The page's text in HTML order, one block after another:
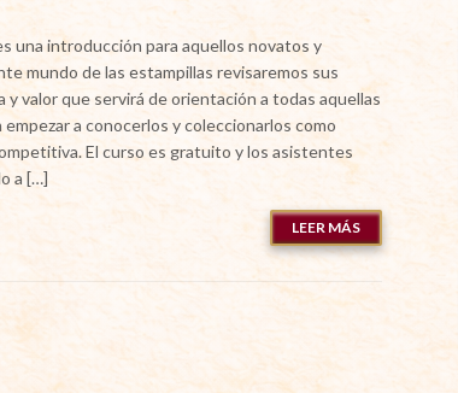
una introducción para aquellos novatos y
mundo de las estampillas revisaremos sus
y valor que servirá de orientación a todas aquellas
a conocerlos y coleccionarlos como
El curso es gratuito y los asistentes
a […]
LEER MÁS